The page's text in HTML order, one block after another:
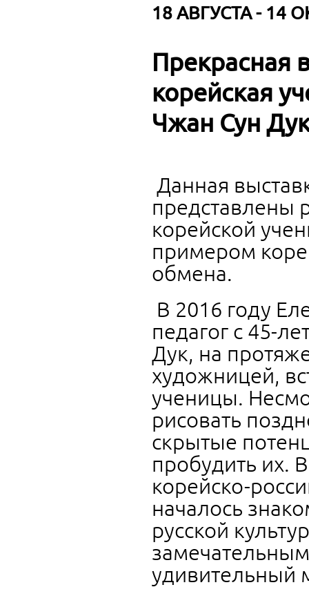
18 АВГУСТА - 14
Прекрасная
корейская
Чжан Сун
Данная
представлены
корейской
примером
обмена.
В 2016 году
педагог с 45-
Дук, на
художницей,
ученицы.
рисовать
скрытые
пробудить их.
корейско-
началось
русской
удивительный